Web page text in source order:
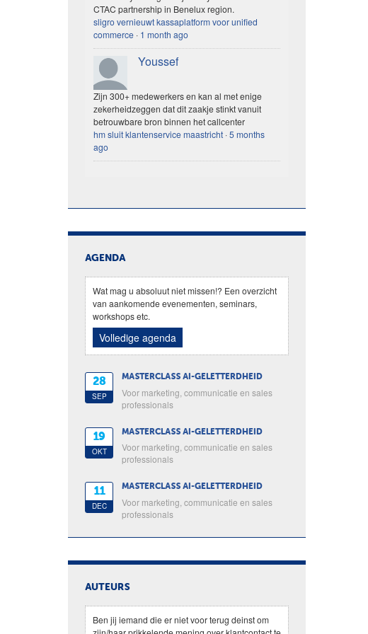
CTAC partnership in Benelux region.
sligro vernieuwt kassaplatform voor unified
commerce · 1 month ago
Youssef
Zijn 300+ medewerkers en kan al met enige
zekerheidzeggen dat dit zaakje stinkt vanuit
betrouwbare bron binnen het callcenter
hm sluit klantenservice maastricht ·5 months
ago
AGENDA
Wat mag u absoluut niet missen!? Een overzicht
van aankomende evenementen, seminars,
workshops etc.
Volledige agenda
28
SEP
MASTERCLASS AI-GELETTERDHEID
Voor marketing, communicatie en sales
professionals
19
OKT
MASTERCLASS AI-GELETTERDHEID
Voor marketing, communicatie en sales
professionals
11
DEC
MASTERCLASS AI-GELETTERDHEID
Voor marketing, communicatie en sales
professionals
AUTEURS
Ben jij iemand die er niet voor terug deinst om